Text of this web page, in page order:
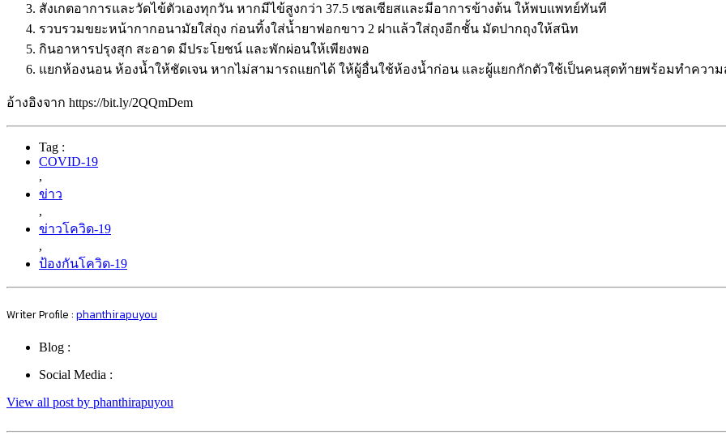
สังเกตอาการและวัดไข้ตัวเองทุกวัน หากมีไข้สูงกว่า 37.5 เซลเซียสและมีอาการข้างต้น ให้พบแพทย์ทันที
รวบรวมขยะหน้ากากอนามัยใส่ถุง ก่อนทิ้งใส่น้ำยาฟอกขาว 2 ฝาแล้วใส่ถุงอีกชั้น มัดปากถุงให้สนิท
กินอาหารปรุงสุก สะอาด มีประโยชน์ และพักผ่อนให้เพียงพอ
แยกห้องนอน ห้องน้ำให้ชัดเจน หากไม่สามารถแยกได้ ให้ผู้อื่นใช้ห้องน้ำก่อน และผู้แยกกักตัวใช้เป็นคนสุดท้ายพร้อมทำความ
อ้างอิงจาก https://bit.ly/2QQmDem
Tag :
COVID-19
,
ข่าว
,
ข่าวโควิด-19
,
ป้องกันโควิด-19
Writer Profile : phanthirapuyou
Blog :
Social Media :
View all post by phanthirapuyou